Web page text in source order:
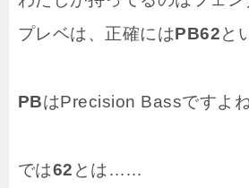
プレベは、正確にはPB62と
PBはPrecision Bassですよね
では62 とは……